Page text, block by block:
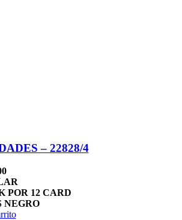
– 22828/4
POR 12 CARD
NEGRO